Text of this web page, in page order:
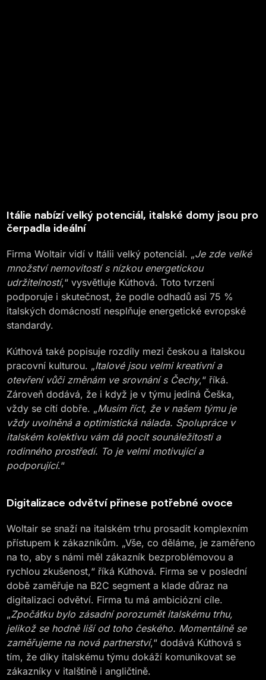
Itálie nabízí velký potenciál, italské domy jsou pro
čerpadla ideální
Firma Woltair vidí v Itálii velký potenciál. „Je zde velké
množství nemovitostí s nízkou energetickou
udržitelností,“ vysvětluje Kúthová. Toto tvrzení
podporuje i skutečnost, že podle odhadů asi 75 %
italských domácností nesplňuje energetické evropské
standardy.
Kúthová také popisuje rozdíly mezi českou a italskou
pracovní kulturou. „Italové jsou velmi kreativní a
otevření vůči změnám ve srovnání s Čechy,“ říká.
Zároveň dodává, že i když je v týmu jediná Češka,
vždy se cítí dobře. „Musím říct, že v našem týmu je
vždy uvolněná a optimistická nálada. Spolupráce v
italském kolektivu vám dá pocit sounáležitosti a
rodinného prostředí. To je velmi motivující a
podporující.“
Digitalizace odvětví přinese potřebné ovoce
Woltair se snaží na italském trhu prosadit komplexním
přístupem k zákazníkům. „Vše, co děláme, je zaměřeno
na to, aby s námi měl zákazník bezproblémovou a
rychlou zkušenost,“ říká Kúthová. Firma se v poslední
době zaměřuje na B2C segment a klade důraz na
digitalizaci odvětví. Firma tu má ambiciózní cíle.
„Zpočátku bylo zásadní porozumět italskému trhu,
jelikož se hodně liší od toho českého. Momentálně se
zaměřujeme na nová partnerství,“ dodává Kúthová s
tím, že díky italskému týmu dokáží komunikovat se
zákazníky v italštině i angličtině.